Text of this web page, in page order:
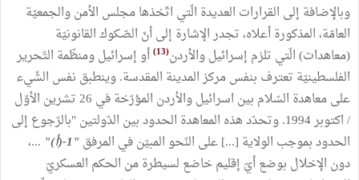
وبالإضافة إلى القرارات العديدة الّتي اتّخذها مجلس الأمن والجمعيّة
العامّة، المذكورة أعلاه، تجدر الإشارة إلى أنّ الصّكوك القانونيّة
(معاهدات) الّتي تلزم إسرائيل والأردن(13)
أو إسرائيل ومنظّمة التّحرير
الفلسطينيّة تعترف بنفس مركز المدينة المقدسة. وينطبق نفس الشّيء
على معاهدة السّلام بين اسرائيل والأردن المؤرّخة في 26 تشرين الأوّل
/ اكتوبر 1994. وتحدّد هذه المعاهدة الحدود بين الدّولتين "بالرّجوع إلى
الحدود بموجب الولاية [...] على النّحو المبيّن في المرفق"1-(أ)"
...،
دون الإخلال بوضع أيّ إقليم خاضع لسيطرة من الحكم العسكريّ